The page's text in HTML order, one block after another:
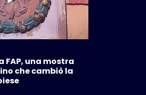
FAP, una mostra
che cambiò la